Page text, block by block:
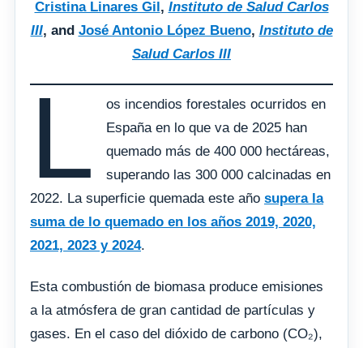
Cristina Linares Gil , Instituto de Salud Carlos
III, and José Antonio López Bueno, Instituto de
Salud Carlos III
L
os incendios forestales ocurridos en
España en lo que va de 2025 han
quemado más de 400 000 hectáreas,
superando las 300 000 calcinadas en
2022. La superficie quemada este año supera la
suma de lo quemado en los años 2019, 2020,
2021, 2023 y 2024.
Esta combustión de biomasa produce emisiones
a la atmósfera de gran cantidad de partículas y
gases. En el caso del dióxido de carbono (CO₂),